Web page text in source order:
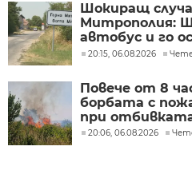
Шокиращ
Митрополия:
автобус и го
жегата
20:15, 06.08.2026 Чете
Повече от 8
борбата с
при
20:06, 06.08.2026